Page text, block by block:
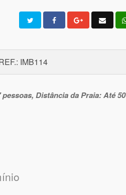
IMB114
Distância da Praia: Até 50